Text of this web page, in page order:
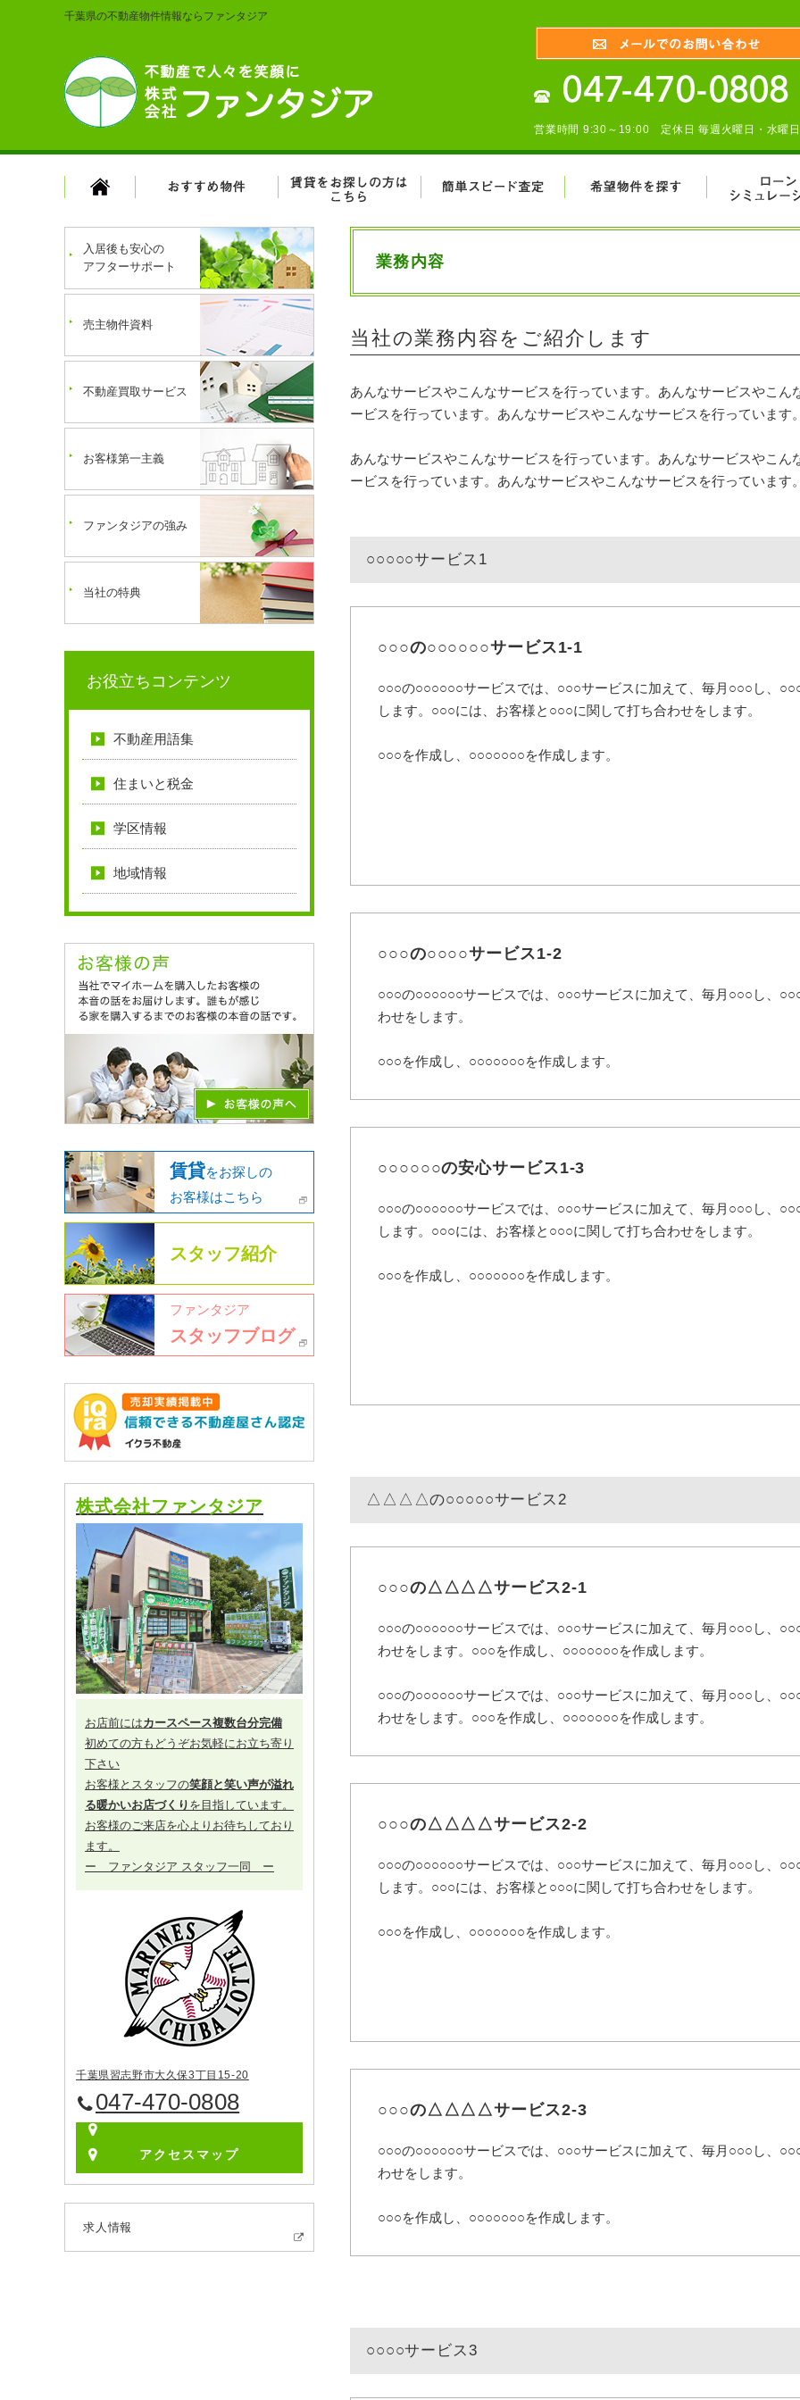
千葉県の不動産物件情報ならファンタジア
営業時間 9:30～19:00 定休日 毎週火曜日・水曜日
業務内容
当社の業務内容をご紹介します
あんなサービスやこんなサービスを行っています。あんなサービスやこ
ービスを行っています。あんなサービスやこんなサービスを行っています
あんなサービスやこんなサービスを行っています。あんなサービスやこ
ービスを行っています。あんなサービスやこんなサービスを行っています
○○○○○サービス1
○○○の○○○○○○サービス1-1
○○○の○○○○○○サービスでは、○○○サービスに加えて、毎月○○○し、
します。○○○には、お客様と○○○に関して打ち合わせをします。
○○○を作成し、○○○○○○○を作成します。
○○○の○○○○サービス1-2
○○○の○○○○○○サービスでは、○○○サービスに加えて、毎月○○○し、
わせをします。
○○○を作成し、○○○○○○○を作成します。
○○○○○○の安心サービス1-3
○○○の○○○○○○サービスでは、○○○サービスに加えて、毎月○○○し、
します。○○○には、お客様と○○○に関して打ち合わせをします。
○○○を作成し、○○○○○○○を作成します。
△△△△の○○○○○サービス2
○○○の△△△△サービス2-1
○○○の○○○○○○サービスでは、○○○サービスに加えて、毎月○○○し、
わせをします。○○○を作成し、○○○○○○○を作成します。
○○○の○○○○○○サービスでは、○○○サービスに加えて、毎月○○○し、
わせをします。○○○を作成し、○○○○○○○を作成します。
○○○の△△△△サービス2-2
○○○の○○○○○○サービスでは、○○○サービスに加えて、毎月○○○し、
します。○○○には、お客様と○○○に関して打ち合わせをします。
○○○を作成し、○○○○○○○を作成します。
○○○の△△△△サービス2-3
○○○の○○○○○○サービスでは、○○○サービスに加えて、毎月○○○し、
わせをします。
○○○を作成し、○○○○○○○を作成します。
○○○○サービス3
入居後も安心の
アフターサポート
売主物件資料
不動産買取サービス
お客様第一主義
ファンタジアの強み
当社の特典
お役立ちコンテンツ
不動産用語集
住まいと税金
学区情報
地域情報
賃貸をお探しの
お客様はこちら
スタッフ紹介
ファンタジア
スタッフブログ
株式会社ファンタジア
お店前にはカースペース複数台分完備
初めての方もどうぞお気軽にお立ち寄り
下さい
お客様とスタッフの笑顔と笑い声が溢れ
る暖かいお店づくり を目指しています。
お客様のご来店を心よりお待ちしており
ます。
ー ファンタジア スタッフ一同 ー
千葉県習志野市大久保3丁目15-20
047-470-0808
アクセスマップ
求人情報